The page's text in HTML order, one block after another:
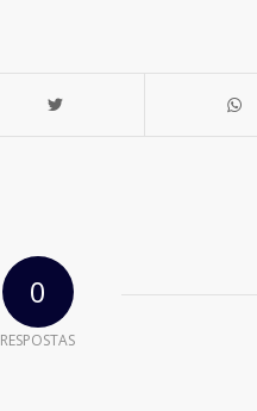
0
RESPOSTAS